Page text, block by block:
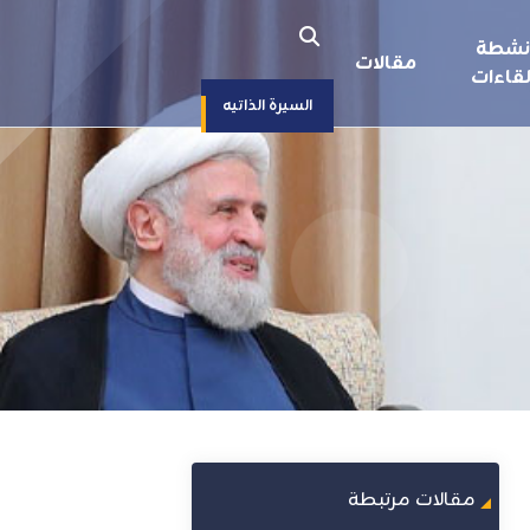
مقالات
السيرة الذاتيه
مقالات مرتبطة